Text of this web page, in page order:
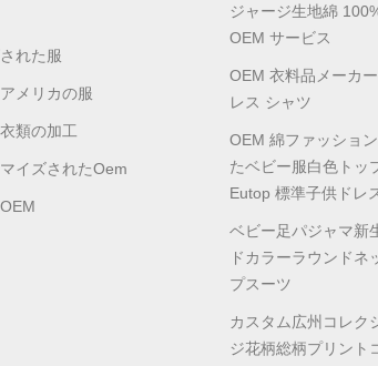
れた服
メリカの服
類の加工
イズされたoem
ジャージ生地綿
OEM サービス
OEM 衣料品メーカ
レス シャツ
OEM 綿ファッショ
たベビー服白色トッ
Eutop 標準子供ドレ
ベビー足パジャマ新
ドカラーラウンドネ
プスーツ
カスタム広州コレク
ジ花柄総柄プリント